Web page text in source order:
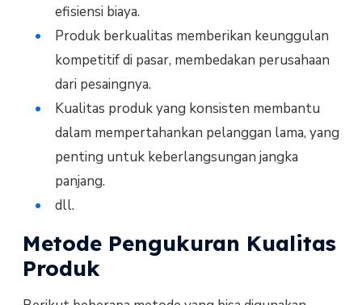
efisiensi biaya.
Produk berkualitas memberikan keunggulan
kompetitif di pasar, membedakan perusahaan
dari pesaingnya.
Kualitas produk yang konsisten membantu
dalam mempertahankan pelanggan lama, yang
penting untuk keberlangsungan jangka
panjang.
dll.
Metode Pengukuran Kualitas
Produk